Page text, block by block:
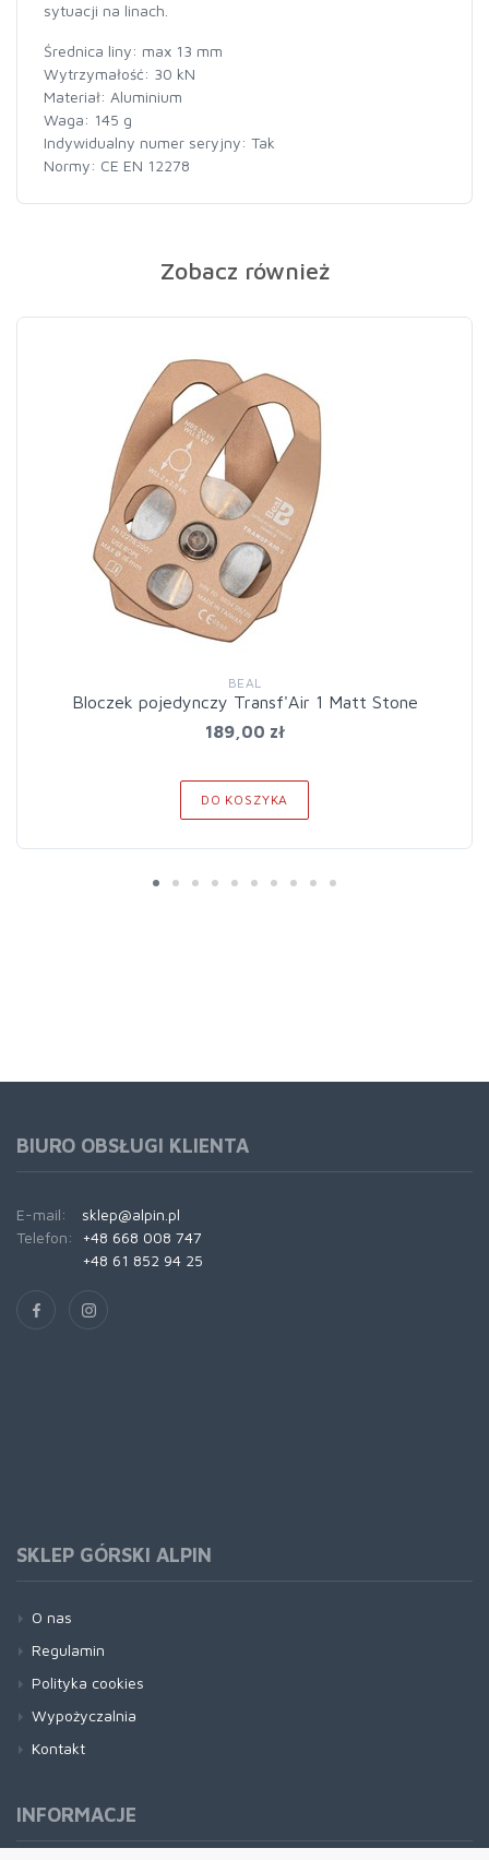
sytuacji na linach.
Średnica liny: max 13 mm
Wytrzymałość: 30 kN
Materiał: Aluminium
Waga: 145 g
Indywidualny numer seryjny: Tak
Normy: CE EN 12278
Zobacz również
BEAL
Bloczek pojedynczy Transf'Air 1 Matt Stone
189,00 zł
DO KOSZYKA
BIURO OBSŁUGI KLIENTA
E-mail:
sklep@alpin.pl
Telefon:
+48 668 008 747
+48 61 852 94 25
SKLEP GÓRSKI ALPIN
O nas
Regulamin
Polityka cookies
Wypożyczalnia
Kontakt
INFORMACJE